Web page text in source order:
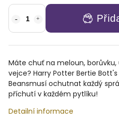
Máte chuť na meloun, borůvku,
vejce? Harry Potter Bertie Bott's
Beansmusí ochutnat každý
příchutí v každém pytlíku!
Detailní informace